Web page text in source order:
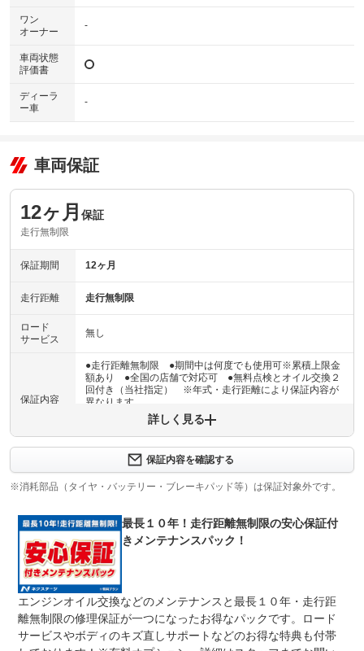
ワン
オーナー
-
車両状態
評価書
ディーラ
ー車
-
車両保証
12ヶ月 保証
走行無制限
保証期間 12ヶ月
走行距離 走行無制限
ロード
サービス
無し
保証内容
●走行距離無制限 ●期間中は何度でも使用可※累積上限金
額あり ●全国の店舗で対応可 ●無料点検とオイル交換２
回付き（当社指定） ※年式・走行距離により保証内容が
異なります
保証項目
安心のアフター保証は消耗品をはじめ、購入時に付属のナ
ビ等の電装品にも対応。最長３年までお選びいただけます
（有償）※お車により加入条件、保証内容が異なります。
修理回数 無制限
上限金額
車両本体価格
期間中は何度でも修理可能！修理金額は車両本体価格の１
００％までしっかり保証します。車両本体価格５０万円以
下の場合は５０万円まで保証します。
免責金
無し
保証修理の対象となる場合は、お客様の費用負担は一切ご
ざいません。
詳しく見る
保証内容を確認する
※消耗部品（タイヤ・バッテリー・ブレーキパッド等）は保証対象外です。
最長１０年！走行距離無制限の安心保証付
きメンテナンスパック！
エンジンオイル交換などのメンテナンスと最長１０年・走行距
離無制限の修理保証が一つになったお得なパックです。ロード
サービスやボディのキズ直しサポートなどのお得な特典も付帯